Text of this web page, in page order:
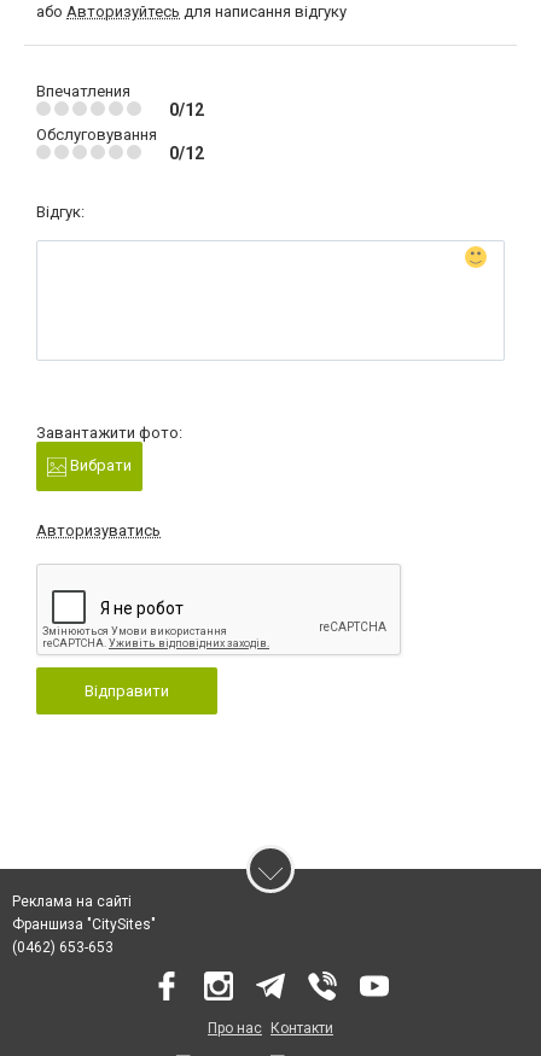
або Авторизуйтесь для написання відгуку
Впечатления
0/12
Обслуговування
0/12
Відгук:
Завантажити фото:
Вибрати
Авторизуватись
Відправити
Реклама на сайті
Франшиза "CitySites"
(0462) 653-653
Про нас Контакти